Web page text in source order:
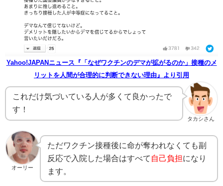
Yahoo!JAPANニュース『「なぜワクチンのデマが拡がるのか」接種のメ
リットを人間が合理的に判断できない理由』より引用
タカシさん
これだけ気づいている人が多くて良かったで
す！
オーリー
ただワクチン接種後に命が奪われなくても副
反応で入院した場合はすべて 自己負担になり
ます。